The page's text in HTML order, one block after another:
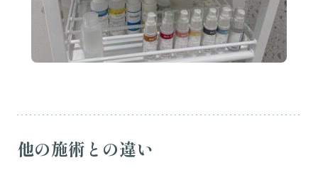
他の施術との違い